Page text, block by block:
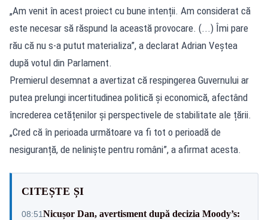
„Am venit în acest proiect cu bune intenții. Am considerat că
este necesar să răspund la această provocare. (...) Îmi pare
rău că nu s-a putut materializa”, a declarat Adrian Veștea
după votul din Parlament.
Premierul desemnat a avertizat că respingerea Guvernului ar
putea prelungi incertitudinea politică și economică, afectând
încrederea cetățenilor și perspectivele de stabilitate ale țării.
„Cred că în perioada următoare va fi tot o perioadă de
nesiguranță, de neliniște pentru români”, a afirmat acesta.
CITEȘTE ȘI
08:51Nicușor Dan, avertisment după decizia Moody’s: